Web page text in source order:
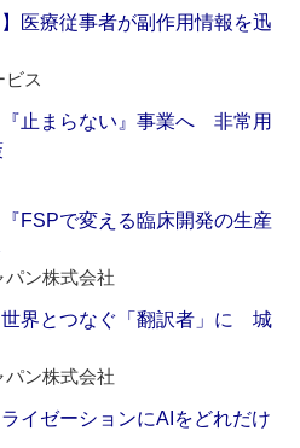
医療従事者が副作用情報を迅
ビス
『止まらない』事業へ 非常用
FSPで変える臨床開発の生産
ン株式会社
世界とつなぐ「翻訳者」に 城
ン株式会社
イゼーションにAIをどれだけ